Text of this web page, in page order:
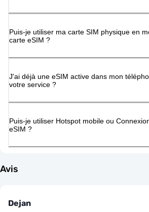
Puis-je utiliser ma carte SIM physique en
carte eSIM ?
J'ai déjà une eSIM active dans mon
votre service ?
Puis-je utiliser Hotspot mobile ou
eSIM ?
Avis
Dejan